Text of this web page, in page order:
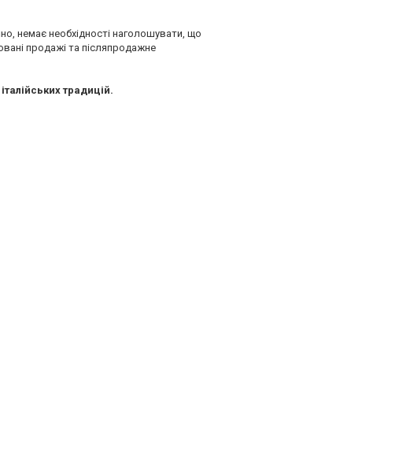
немає необхідності наголошувати, що
продажі та післяпродажне
традицій.